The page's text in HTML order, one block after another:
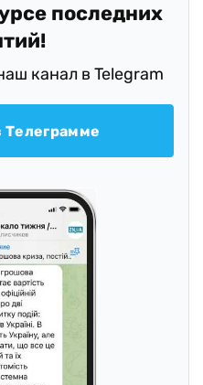
последних
канал в Telegram
Телеграмме